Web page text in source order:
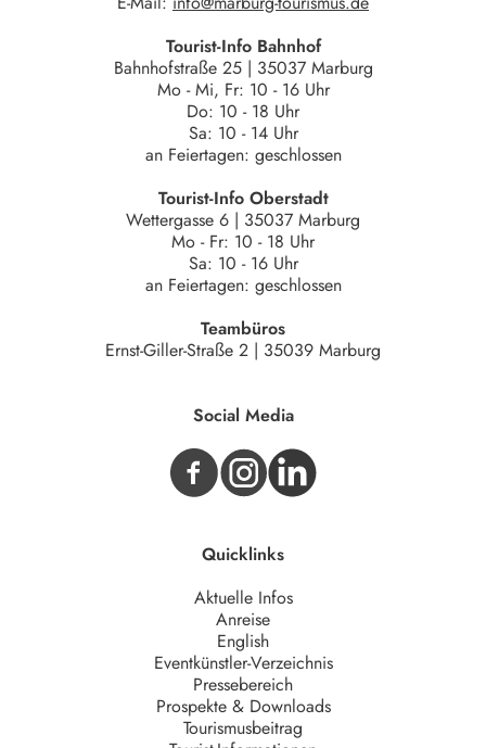
Tourist-Info Bahnhof
Bahnhofstraße 25 | 35037 Marburg
Mo - Mi, Fr: 10 - 16 Uhr
Do: 10 - 18 Uhr
Sa: 10 - 14 Uhr
an Feiertagen: geschlossen
Tourist-Info Oberstadt
Wettergasse 6 | 35037 Marburg
Mo - Fr: 10 - 18 Uhr
Sa: 10 - 16 Uhr
an Feiertagen: geschlossen
Teambüros
Ernst-Giller-Straße 2 | 35039 Marburg
Social Media
Quicklinks
Aktuelle Infos
Anreise
English
Eventkünstler-Verzeichnis
Pressebereich
Prospekte & Downloads
Tourismusbeitrag